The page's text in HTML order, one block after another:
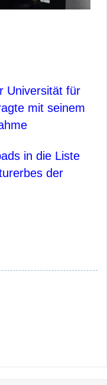
Universität für
mit seinem
in die Liste
der